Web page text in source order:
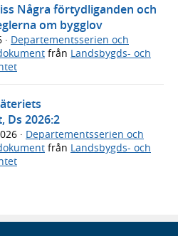
Några förtydliganden och
om bygglov
· Departementsserien och
från Landsbygds- och
Ds 2026:2
· Departementsserien och
från Landsbygds- och